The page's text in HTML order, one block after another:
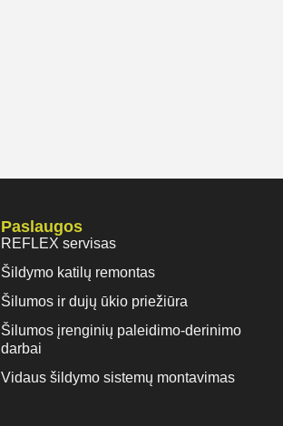
Paslaugos
REFLEX servisas
Šildymo katilų remontas
Šilumos ir dujų ūkio priežiūra
Šilumos įrenginių paleidimo-derinimo
darbai
Vidaus šildymo sistemų montavimas